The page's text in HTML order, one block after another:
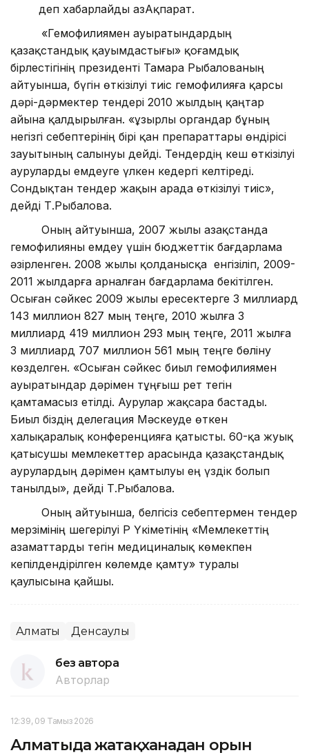
деп хабарлайды ҚазАқпарат.
«Гемофилиямен ауыратындардың
қазақстандық қауымдастығы» қоғамдық
бірлестігінің президенті Тамара Рыбалованың
айтуынша, бүгін өткізілуі тиіс гемофилияға қарсы
дәрі-дәрмектер тендері 2010 жылдың қаңтар
айына қалдырылған. «Құзырлы органдар бұның
негізгі себептерінің бірі қан препараттары өндірісі
зауытының салынуы дейді. Тендердің кеш өткізілуі
ауруларды емдеуге үлкен кедергі келтіреді.
Сондықтан тендер жақын арада өткізілуі тиіс»,
дейді Т.Рыбалова.
Оның айтуынша, 2007 жылы Қазақстанда
гемофилияны емдеу үшін бюджеттік бағдарлама
әзірленген. 2008 жылы қолданысқа енгізіліп, 2009-
2011 жылдарға арналған бағдарлама бекітілген.
Осыған сәйкес 2009 жылы ересектерге 3 миллиард
143 миллион 827 мың теңге, 2010 жылға 3
миллиард 419 миллион 293 мың теңге, 2011 жылға
3 миллиард 707 миллион 561 мың теңге бөліну
көзделген. «Осыған сәйкес биыл гемофилиямен
ауыратындар дәрімен тұңғыш рет тегін
қамтамасыз етілді. Аурулар жақсара бастады.
Биыл біздің делегация Мәскеуде өткен
халықаралық конференцияға қатысты. 60-қа жуық
қатысушы мемлекеттер арасында қазақстандық
аурулардың дәрімен қамтылуы ең үздік болып
танылды», дейді Т.Рыбалова.
Оның айтуынша, белгісіз себептермен тендер
мерзімінің шегерілуі ҚР Үкіметінің «Мемлекеттің
азаматтарды тегін медициналық көмекпен
кепілдендірілген көлемде қамту» туралы
қаулысына қайшы.
Алматы Денсаулық
без автора
Авторлар
12:39, 09 Тамыз 2026
Алматыда жатақханадан орын